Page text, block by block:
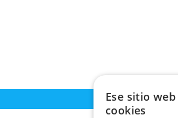
Ese sitio
cookies